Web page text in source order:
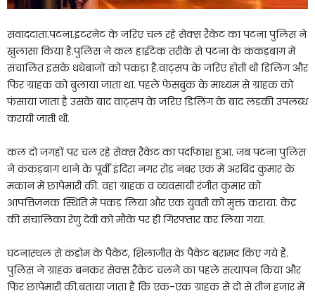
संवाददाता.पटना.इंटरनेट के जरिए चल रहे सेक्स रैकेट का पटना पुलिस ने
खुलासा किया है.पुलिस ने कल हाईटेक तरीके से पटना के कंकड़बाग में
संचालित इसके धंधेबाजों को पकड़ा है.वाट्सप के जरिए होती थी डिलिंग और
फिर ग्राहक को बुलाया जाता था. पहले फेसबुक के माध्यम से ग्राहक को
फंसाया जाता है उसके बाद वाट्सप के जरिए डिलिंग के बाद लड़की उपलब्ध
करायी जाती थी.
कल दो जगहों पर चल रहे सेक्स रैकेट का पर्दाफाश हुआ. जब पटना पुलिस
ने कंकड़बाग थाने के पूर्वी इंदिरा नगर रोड नंबर एक में अरबिंद कुमार के
मकान में छापेमारी की. वहां ग्राहक व व्यवसायी रंजीत कुमार को
आपत्तिजनक स्थिति में पकड़ लिया और एक युवती को मुक्त कराया. केंद्र
की संचालिका रेणु देवी को मौके पर ही गिरफ्तार कर लिया गया.
घटनास्थल से कंडोम के पैकेट, शिलाजीत के पैकेट बरामद किए गये हैं.
पुलिस ने ग्राहक बनकर सेक्स रैकेट चलने का पहले सत्यापन किया और
फिर छापेमारी की.बताया जाता है कि एक-एक ग्राहक से दो से तीन हजार में